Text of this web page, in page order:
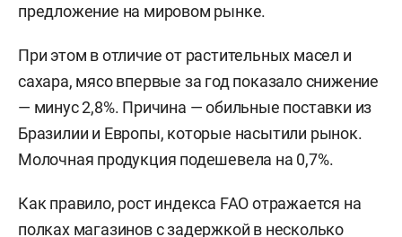
предложение на мировом рынке.
При этом в отличие от растительных масел и
сахара, мясо впервые за год показало снижение
— минус 2,8%. Причина — обильные поставки из
Бразилии и Европы, которые насытили рынок.
Молочная продукция подешевела на 0,7%.
Как правило, рост индекса FAO отражается на
полках магазинов с задержкой в несколько